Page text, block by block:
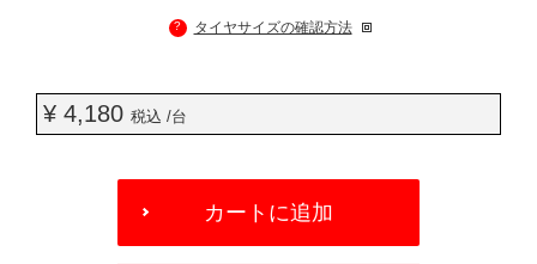
? タイヤサイズの確認方法
¥ 4,180 税込 /台
OPTIONS
カートに追加